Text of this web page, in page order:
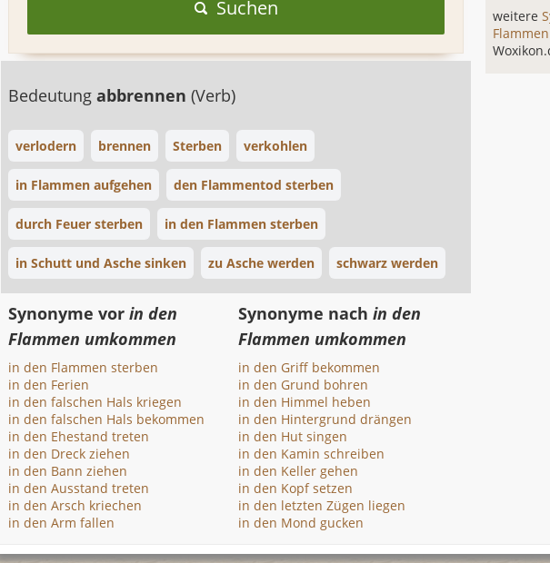
Suchen
Bedeutung abbrennen (Verb)
verlodern brennen Sterben verkohlen
in Flammen aufgehen den Flammentod sterben
durch Feuer sterben in den Flammen sterben
in Schutt und Asche sinken zu Asche werden schwarz werden
weitere
Synonyme vor in den
Flammen umkommen
in den Flammen sterben
in den Ferien
in den falschen Hals kriegen
in den falschen Hals bekommen
in den Ehestand treten
in den Dreck ziehen
in den Bann ziehen
in den Ausstand treten
in den Arsch kriechen
in den Arm fallen
Synonyme nachin den
Flammen umkommen
in den Griff bekommen
in den Grund bohren
in den Himmel heben
in den Hintergrund drängen
in den Hut singen
in den Kamin schreiben
in den Keller gehen
in den Kopf setzen
in den letzten Zügen liegen
in den Mond gucken